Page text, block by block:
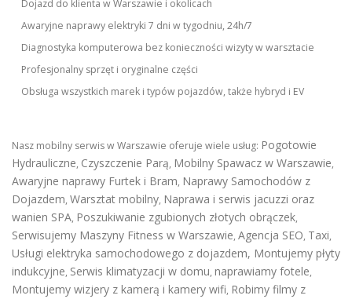
Dojazd do klienta w Warszawie i okolicach
Awaryjne naprawy elektryki 7 dni w tygodniu, 24h/7
Diagnostyka komputerowa bez konieczności wizyty w warsztacie
Profesjonalny sprzęt i oryginalne części
Obsługa wszystkich marek i typów pojazdów, także hybryd i EV
Nasz mobilny serwis w Warszawie oferuje wiele usług: Pogotowie
Hydrauliczne, Czyszczenie Parą, Mobilny Spawacz w Warszawie,
Awaryjne naprawy Furtek i Bram, Naprawy Samochodów z
Dojazdem, Warsztat mobilny, Naprawa i serwis jacuzzi oraz
wanien SPA, Poszukiwanie zgubionych złotych obrączek,
Serwisujemy Maszyny Fitness w Warszawie, Agencja SEO, Taxi,
Usługi elektryka samochodowego z dojazdem, Montujemy płyty
indukcyjne, Serwis klimatyzacji w domu, naprawiamy fotele,
Montujemy wizjery z kamerą i kamery wifi, Robimy filmy z